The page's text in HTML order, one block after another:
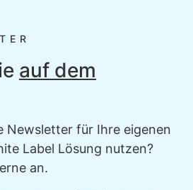
auf dem
Newsletter für Ihre eigenen
Label Lösung nutzen?
an.